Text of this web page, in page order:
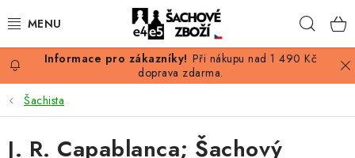
na
AKCE
ŠACHY
ŠACHOVÉ FIGURKY
Při nákupu nad 1 490 Kč
doprava zdarma.
Šachista
J. R. Capablanca; Šachový